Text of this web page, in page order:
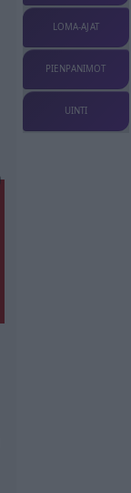
LOMA-AJAT
PIENPANIMOT
UINTI